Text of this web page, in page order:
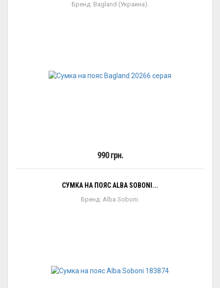
Бренд: Bagland (Украина).
990 грн.
СУМКА НА ПОЯС ALBA SOBONI...
Бренд: Alba Soboni.